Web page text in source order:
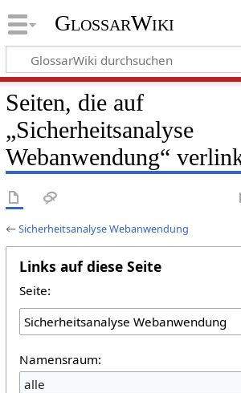
GlossarWiki
Seiten, die auf
„Sicherheitsanalyse
Webanwendung“
←Sicherheitsanalyse Webanwendung
Links auf diese Seite
Seite:
Namensraum:
alle